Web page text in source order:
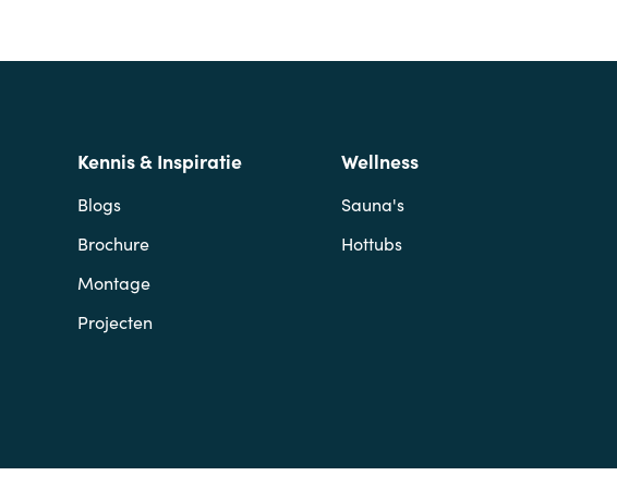
Kennis & Inspiratie
Blogs
Brochure
Montage
Projecten
Wellness
Sauna's
Hottubs